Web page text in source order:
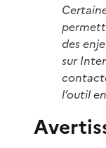
des
sur
l’outil